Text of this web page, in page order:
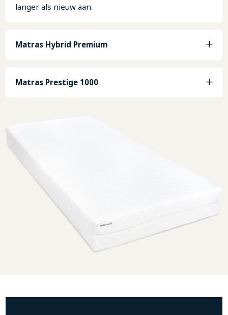
langer als nieuw aan.
Matras Hybrid Premium
Matras Prestige 1000